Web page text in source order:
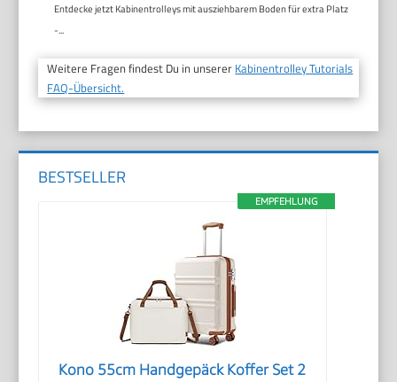
Entdecke jetzt Kabinentrolleys mit ausziehbarem Boden für extra Platz
-...
Weitere Fragen findest Du in unserer Kabinentrolley Tutorials
FAQ-Übersicht.
BESTSELLER
EMPFEHLUNG
Kono 55cm Handgepäck Koffer Set 2